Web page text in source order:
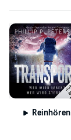
Reinhören